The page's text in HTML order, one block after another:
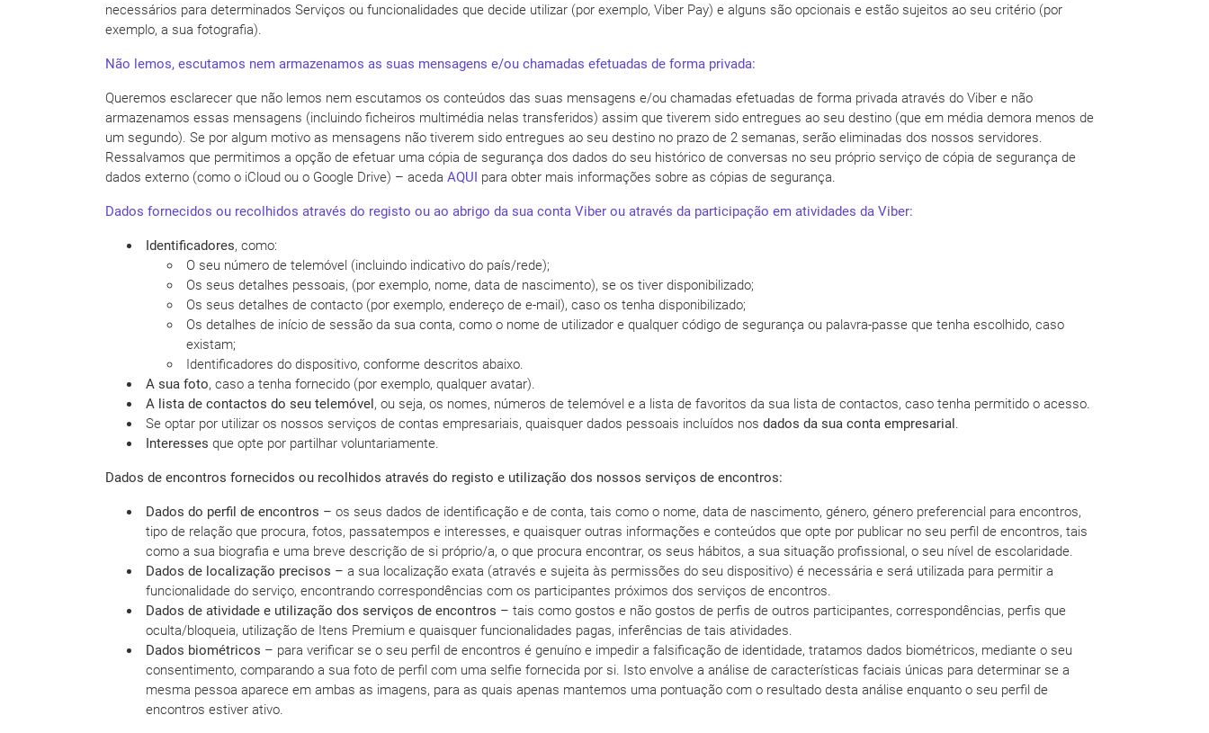
necessários para determinados Serviços ou funcionalidades que decide utilizar (por exemplo, Viber Pay) e alguns são opcionais e estão sujeitos ao seu critério (por
exemplo, a sua fotografia).
Não lemos, escutamos nem armazenamos as suas mensagens e/ou chamadas efetuadas de forma privada:
Queremos esclarecer que não lemos nem escutamos os conteúdos das suas mensagens e/ou chamadas efetuadas de forma privada através do Viber e não
armazenamos essas mensagens (incluindo ficheiros multimédia nelas transferidos) assim que tiverem sido entregues ao seu destino (que em média demora menos de
um segundo). Se por algum motivo as mensagens não tiverem sido entregues ao seu destino no prazo de 2 semanas, serão eliminadas dos nossos servidores.
Ressalvamos que permitimos a opção de efetuar uma cópia de segurança dos dados do seu histórico de conversas no seu próprio serviço de cópia de segurança de
dados externo (como o iCloud ou o Google Drive) – aceda AQUI para obter mais informações sobre as cópias de segurança.
Dados fornecidos ou recolhidos através do registo ou ao abrigo da sua conta Viber ou através da participação em atividades da Viber:
Identificadores, como:
O seu número de telemóvel (incluindo indicativo do país/rede);
Os seus detalhes pessoais, (por exemplo, nome, data de nascimento), se os tiver disponibilizado;
Os seus detalhes de contacto (por exemplo, endereço de e-mail), caso os tenha disponibilizado;
Os detalhes de início de sessão da sua conta, como o nome de utilizador e qualquer código de segurança ou palavra-passe que tenha escolhido, caso
existam;
Identificadores do dispositivo, conforme descritos abaixo.
A sua foto, caso a tenha fornecido (por exemplo, qualquer avatar).
A lista de contactos do seu telemóvel, ou seja, os nomes, números de telemóvel e a lista de favoritos da sua lista de contactos, caso tenha permitido o acesso.
Se optar por utilizar os nossos serviços de contas empresariais, quaisquer dados pessoais incluídos nos dados da sua conta empresarial.
Interesses que opte por partilhar voluntariamente.
Dados de encontros fornecidos ou recolhidos através do registo e utilização dos nossos serviços de encontros:
Dados do perfil de encontros – os seus dados de identificação e de conta, tais como o nome, data de nascimento, género, género preferencial para encontros,
tipo de relação que procura, fotos, passatempos e interesses, e quaisquer outras informações e conteúdos que opte por publicar no seu perfil de encontros, tais
como a sua biografia e uma breve descrição de si próprio/a, o que procura encontrar, os seus hábitos, a sua situação profissional, o seu nível de escolaridade.
Dados de localização precisos – a sua localização exata (através e sujeita às permissões do seu dispositivo) é necessária e será utilizada para permitir a
funcionalidade do serviço, encontrando correspondências com os participantes próximos dos serviços de encontros.
Dados de atividade e utilização dos serviços de encontros – tais como gostos e não gostos de perfis de outros participantes, correspondências, perfis que
oculta/bloqueia, utilização de Itens Premium e quaisquer funcionalidades pagas, inferências de tais atividades.
Dados biométricos – para verificar se o seu perfil de encontros é genuíno e impedir a falsificação de identidade, tratamos dados biométricos, mediante o seu
consentimento, comparando a sua foto de perfil com uma selfie fornecida por si. Isto envolve a análise de características faciais únicas para determinar se a
mesma pessoa aparece em ambas as imagens, para as quais apenas mantemos uma pontuação com o resultado desta análise enquanto o seu perfil de
encontros estiver ativo.